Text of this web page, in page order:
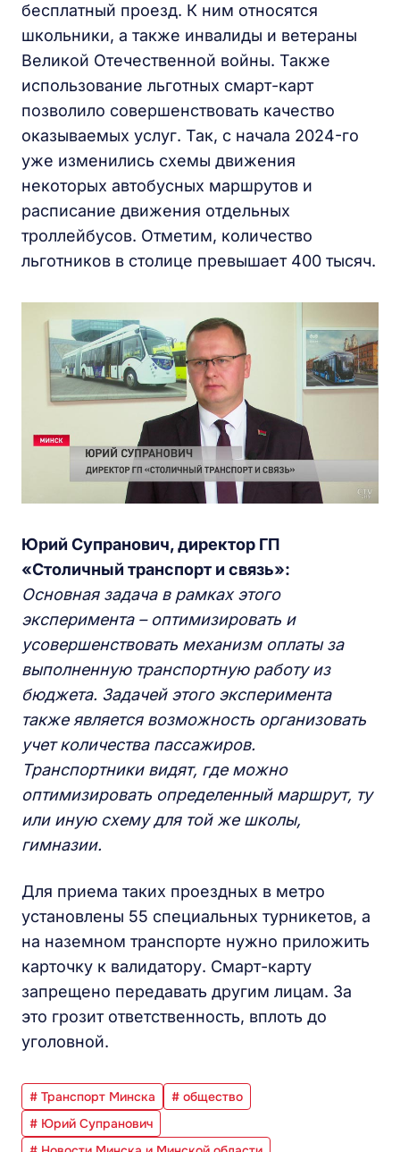
бесплатный проезд. К ним относятся
школьники, а также инвалиды и ветераны
Великой Отечественной войны. Также
использование льготных смарт-карт
позволило совершенствовать качество
оказываемых услуг. Так, с начала 2024-го
уже изменились схемы движения
некоторых автобусных маршрутов и
расписание движения отдельных
троллейбусов. Отметим, количество
льготников в столице превышает 400 тысяч.
Юрий Супранович, директор ГП
«Столичный транспорт и связь»:
Основная задача в рамках этого
эксперимента – оптимизировать и
усовершенствовать механизм оплаты за
выполненную транспортную работу из
бюджета. Задачей этого эксперимента
также является возможность организовать
учет количества пассажиров.
Транспортники видят, где можно
оптимизировать определенный маршрут, ту
или иную схему для той же школы,
гимназии.
Для приема таких проездных в метро
установлены 55 специальных турникетов, а
на наземном транспорте нужно приложить
карточку к валидатору. Смарт-карту
запрещено передавать другим лицам. За
это грозит ответственность, вплоть до
уголовной.
# Транспорт Минска
# общество
# Юрий Супранович